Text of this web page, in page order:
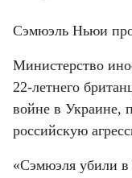
Сэмюэль Ньюи
Министерство
22-летнего
войне в Украине,
российскую
«Сэмюэля убили в